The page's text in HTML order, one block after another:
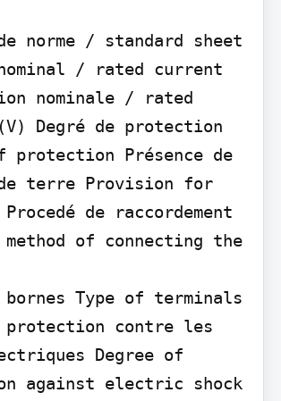
norme / standard sheet
/ rated current
nominale / rated
Degré de protection
protection Présence de
terre Provision for
de raccordement
of connecting the
bornes Type of terminals
protection contre les
Degree of
against electric shock